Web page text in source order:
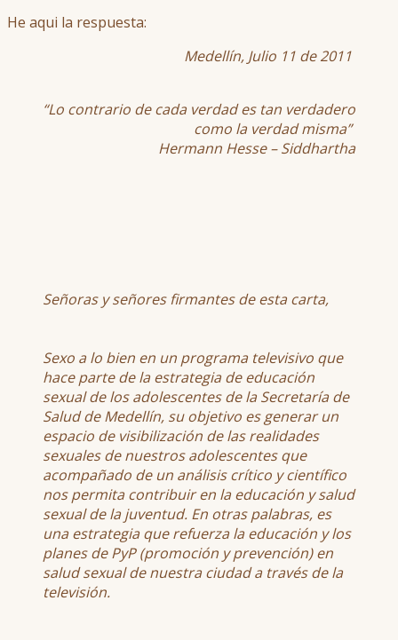
He aqui la respuesta:
Medellín, Julio 11 de 2011
“Lo contrario de cada verdad es tan verdadero
como la verdad misma”
Hermann Hesse – Siddhartha
Señoras y señores firmantes de esta carta,
Sexo a lo bien en un programa televisivo que
hace parte de la estrategia de educación
sexual de los adolescentes de la Secretaría de
Salud de Medellín, su objetivo es generar un
espacio de visibilización de las realidades
sexuales de nuestros adolescentes que
acompañado de un análisis crítico y científico
nos permita contribuir en la educación y salud
sexual de la juventud. En otras palabras, es
una estrategia que refuerza la educación y los
planes de PyP (promoción y prevención) en
salud sexual de nuestra ciudad a través de la
televisión.